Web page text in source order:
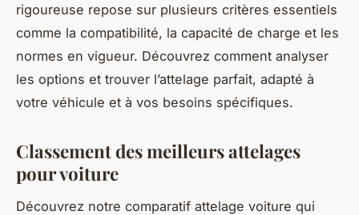
rigoureuse repose sur plusieurs critères essentiels
comme la compatibilité, la capacité de charge et les
normes en vigueur. Découvrez comment analyser
les options et trouver l’attelage parfait, adapté à
votre véhicule et à vos besoins spécifiques.
Classement des meilleurs attelages
pour voiture
Découvrez notre comparatif attelage voiture qui